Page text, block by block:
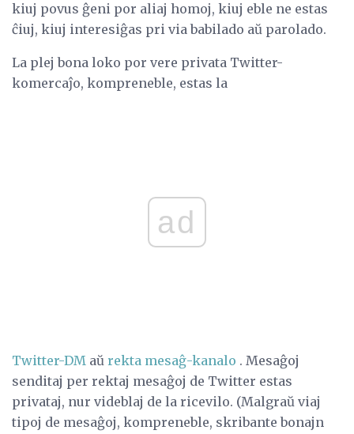
kiuj povus ĝeni por aliaj homoj, kiuj eble ne estas
ĉiuj, kiuj interesiĝas pri via babilado aŭ parolado.
La plej bona loko por vere privata Twitter-
komercaĵo, kompreneble, estas la
ad
Twitter-DM aŭ rekta mesaĝ-kanalo . Mesaĝoj
senditaj per rektaj mesaĝoj de Twitter estas
privataj, nur videblaj de la ricevilo. (Malgraŭ viaj
tipoj de mesaĝoj, kompreneble, skribante bonajn